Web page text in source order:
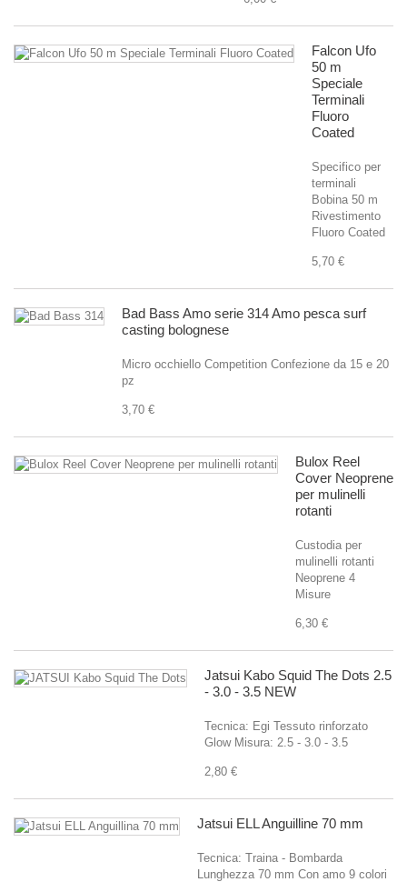
Falcon Ufo
50 m
Speciale
Terminali
Fluoro
Coated
Specifico per
terminali
Bobina 50 m
Rivestimento
Fluoro Coated
5,70 €
Bad Bass Amo serie 314 Amo pesca surf
casting bolognese
Micro occhiello Competition Confezione da 15 e 20
pz
3,70 €
Bulox Reel
Cover Neoprene
per mulinelli
rotanti
Custodia per
mulinelli rotanti
Neoprene 4
Misure
6,30 €
Jatsui Kabo Squid The Dots 2.5
- 3.0 - 3.5 NEW
Tecnica: Egi Tessuto rinforzato
Glow Misura: 2.5 - 3.0 - 3.5
2,80 €
Jatsui ELL Anguilline 70 mm
Tecnica: Traina - Bombarda
Lunghezza 70 mm Con amo 9 colori